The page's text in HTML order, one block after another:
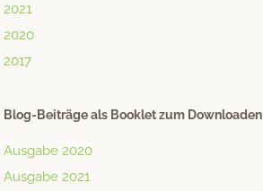
2021
2020
2017
Blog-Beiträge als Booklet zum Downloaden
Ausgabe 2020
Ausgabe 2021